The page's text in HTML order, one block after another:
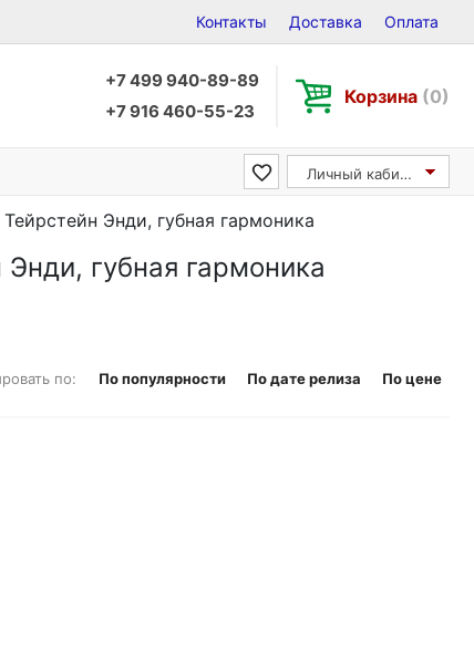
Контакты Доставка Оплата
+7 499 940-89-89
+7 916 460-55-23
Корзина (0)
Личный кабинет
Энди, губная гармоника
губная гармоника
по: По популярности По дате релиза По цене